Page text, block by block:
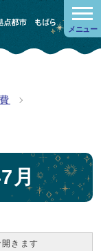
メニュー
月
きます